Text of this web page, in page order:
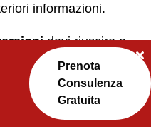
informazioni.
devi riuscire a
i loro dati.
di contatto. Se il
Prenota
Consulenza
Gratuita